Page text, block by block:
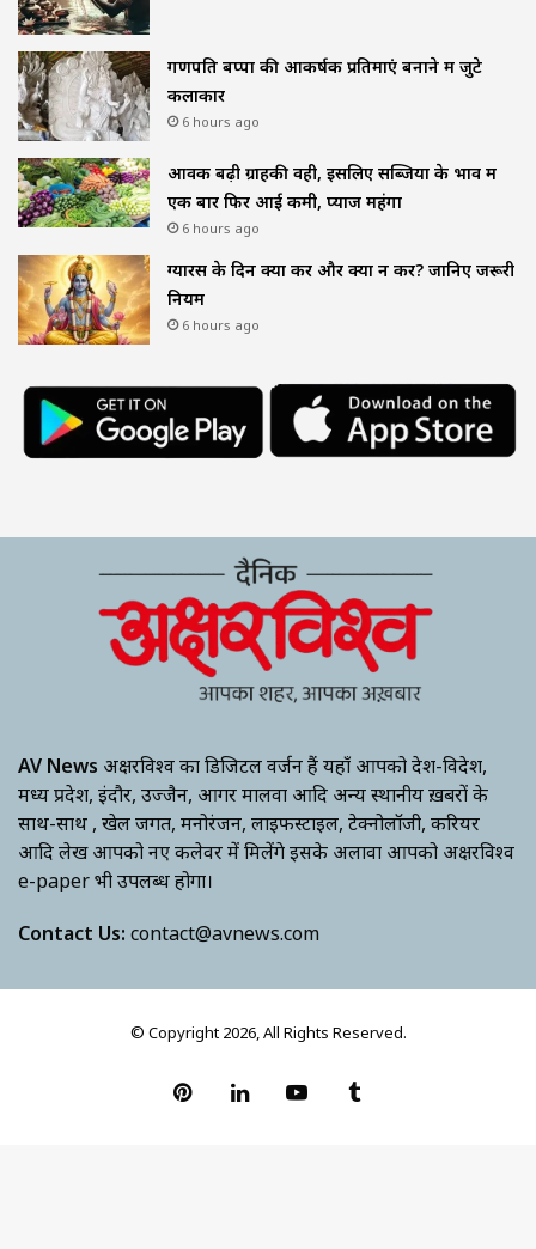
गणपति बप्पा की आकर्षक प्रतिमाएं बनाने में जुटे
कलाकार
6 hours ago
आवक बढ़ी ग्राहकी वही, इसलिए सब्जियों के भाव में
एक बार फिर आई कमी, प्याज महंगा
6 hours ago
ग्यारस के दिन क्या करें और क्या न करें? जानिए जरूरी
नियम
6 hours ago
AV News अक्षरविश्व का डिजिटल वर्जन हैं यहाँ आपको देश-विदेश,
मध्य प्रदेश, इंदौर, उज्जैन, आगर मालवा आदि अन्य स्थानीय ख़बरों के
साथ-साथ , खेल जगत, मनोरंजन, लाइफस्टाइल, टेक्नोलॉजी, करियर
आदि लेख आपको नए कलेवर में मिलेंगे इसके अलावा आपको अक्षरविश्व
e-paper भी उपलब्ध होगा।
Contact Us: contact@avnews.com
© Copyright 2026, All Rights Reserved.
PinterestLinkedInYouTubeTumblr